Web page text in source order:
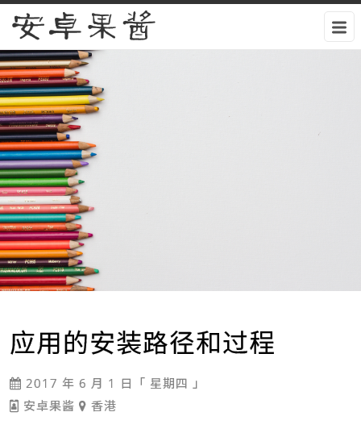
安卓果酱
应用的安装路径和过程
2017 年 6 月 1 日「 星期四 」
安卓果酱
香港